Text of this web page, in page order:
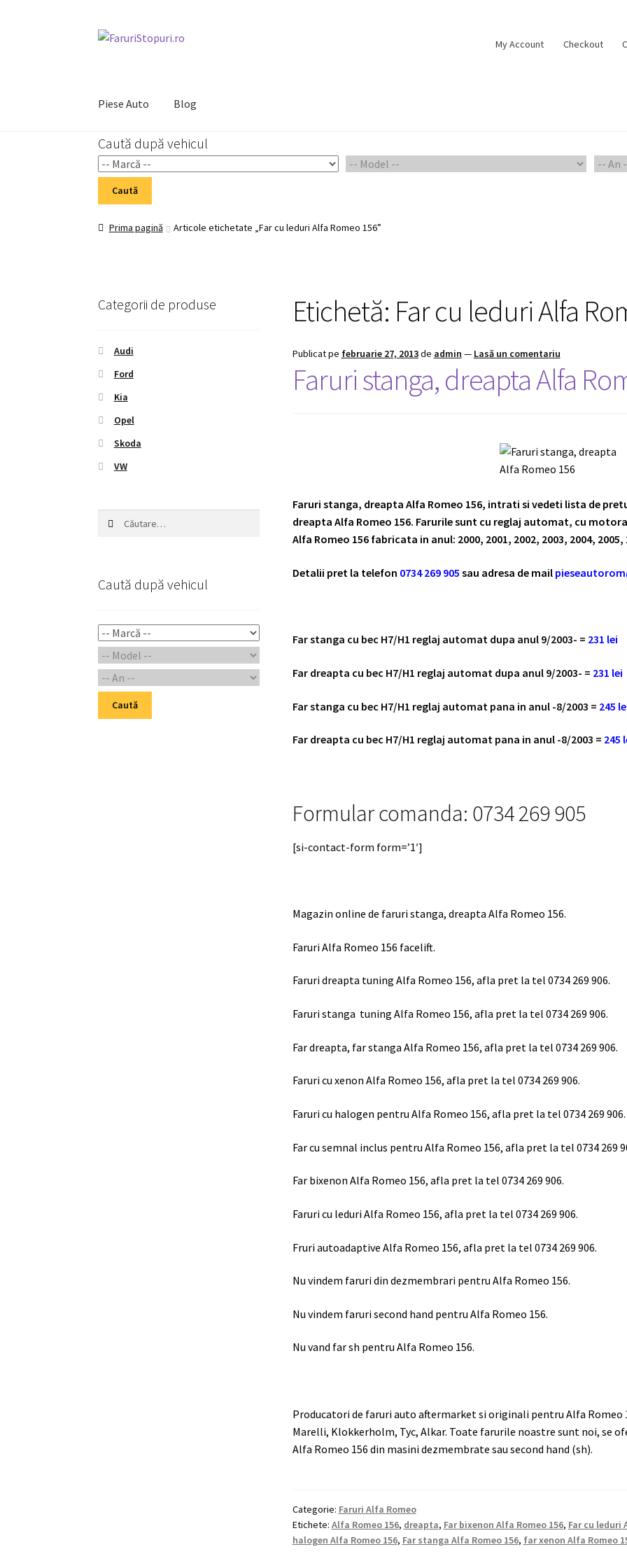
Sari
Sari
My Account Checkout
Piese Auto Blog
Prima paginăCart Checkout
Caută după vehicul
Caută
Prima pagină Articole etichetate „Far cu leduri Alfa Romeo 156”
Etichetă: Far cu leduri Alfa
Publicat pe februarie 27, 2013de admin — Lasă un comentariu
Faruri stanga, dreapta Alfa
Faruri stanga, dreapta Alfa Romeo 156, intrati si vedeti lista de
dreapta Alfa Romeo 156. Farurile sunt cu reglaj automat, cu
Alfa Romeo 156 fabricata in anul: 2000, 2001, 2002, 2003, 2004, 2005,
Detalii pret la telefon 0734 269 905 sau adresa de mail
Far stanga cu bec H7/H1 reglaj automat dupa anul 9/2003- = 231 lei
Far dreapta cu bec H7/H1 reglaj automat dupa anul 9/2003- = 231 lei
Far stanga cu bec H7/H1 reglaj automat pana in anul -8/2003 = 245
Far dreapta cu bec H7/H1 reglaj automat pana in anul -8/2003 = 245
Formular comanda: 0734 269 905
[si-contact-form form=’1′]
Magazin online de faruri stanga, dreapta Alfa Romeo 156.
Faruri Alfa Romeo 156 facelift.
Faruri dreapta tuning Alfa Romeo 156, afla pret la tel 0734 269 906.
Faruri stanga tuning Alfa Romeo 156, afla pret la tel 0734 269 906.
Far dreapta, far stanga Alfa Romeo 156, afla pret la tel 0734 269 906.
Faruri cu xenon Alfa Romeo 156, afla pret la tel 0734 269 906.
Faruri cu halogen pentru Alfa Romeo 156, afla pret la tel 0734 269 906.
Far cu semnal inclus pentru Alfa Romeo 156, afla pret la tel 0734 269
Far bixenon Alfa Romeo 156, afla pret la tel 0734 269 906.
Faruri cu leduri Alfa Romeo 156, afla pret la tel 0734 269 906.
Fruri autoadaptive Alfa Romeo 156, afla pret la tel 0734 269 906.
Nu vindem faruri din dezmembrari pentru Alfa Romeo 156.
Nu vindem faruri second hand pentru Alfa Romeo 156.
Nu vand far sh pentru Alfa Romeo 156.
Producatori de faruri auto aftermarket si originali pentru Alfa Romeo
Marelli, Klokkerholm, Tyc, Alkar. Toate farurile noastre sunt noi, se
Alfa Romeo 156 din masini dezmembrate sau second hand (sh).
Categorie: Faruri Alfa Romeo
Etichete: Alfa Romeo 156, dreapta, Far bixenon Alfa Romeo 156, Far cu leduri
halogen Alfa Romeo 156, Far stanga Alfa Romeo 156, far xenon Alfa Romeo
Categorii de produse
Audi
Ford
Kia
Opel
Skoda
VW
Caută după vehicul
Caută